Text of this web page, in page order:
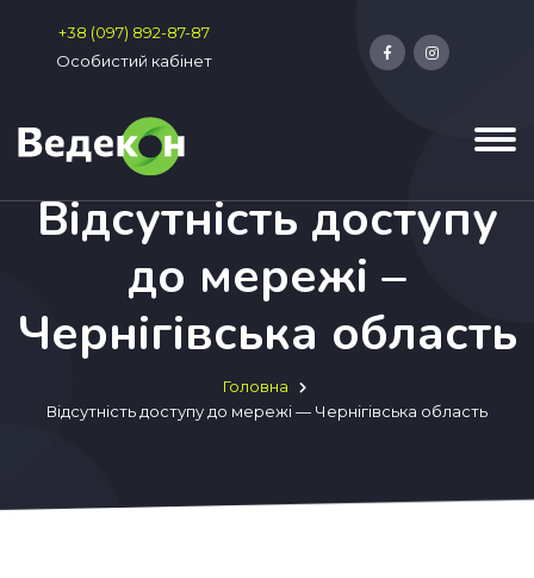
+38 (097) 892-87-87
Особистий кабінет
Відсутність доступу
до мережі –
Чернігівська область
Головна
Відсутність доступу до мережі — Чернігівська область